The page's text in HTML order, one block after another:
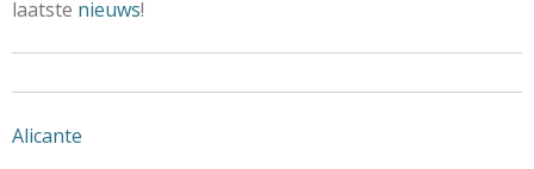
laatste nieuws!
Alicante